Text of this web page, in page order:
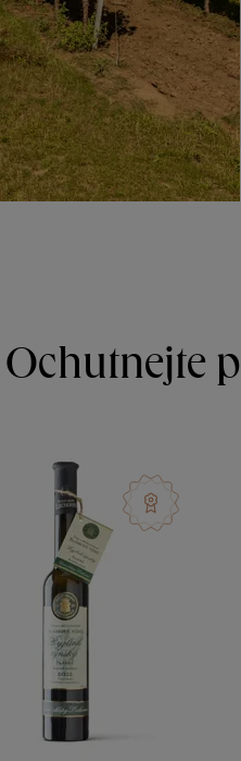
Ochutnejte